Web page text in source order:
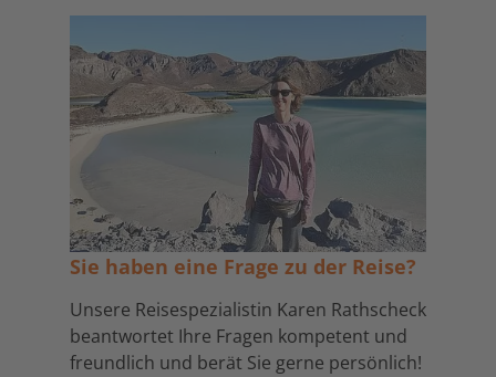
Sie haben eine Frage zu der Reise?
Unsere Reisespezialistin Karen Rathscheck
beantwortet Ihre Fragen kompetent und
freundlich und berät Sie gerne persönlich!